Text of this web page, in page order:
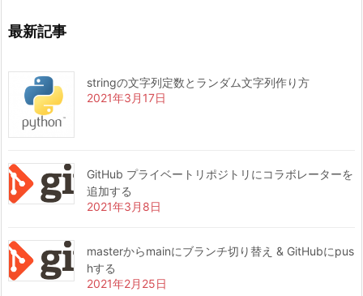
最新記事
stringの文字列定数とランダム文字列作り方
2021年3月17日
GitHub プライベートリポジトリにコラボレーターを
追加する
2021年3月8日
masterからmainにブランチ切り替え & GitHubにpus
hする
2021年2月25日